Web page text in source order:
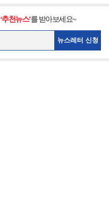
‘추천뉴스’를 받아보세요~
뉴스레터 신청